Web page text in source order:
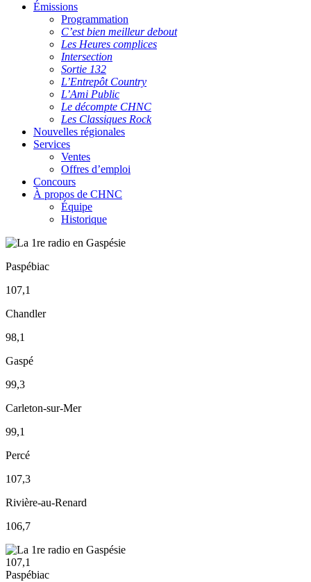
Émissions
Programmation
C’est bien meilleur debout
Les Heures complices
Intersection
Sortie 132
L’Entrepôt Country
L’Ami Public
Le décompte CHNC
Les Classiques Rock
Nouvelles régionales
Services
Ventes
Offres d’emploi
Concours
À propos de CHNC
Équipe
Historique
Paspébiac
107,1
Chandler
98,1
Gaspé
99,3
Carleton-sur-Mer
99,1
Percé
107,3
Rivière-au-Renard
106,7
107,1
Paspébiac